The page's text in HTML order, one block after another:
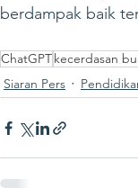
berdampak baik
ChatGPTkecerdasan
Siaran Pers